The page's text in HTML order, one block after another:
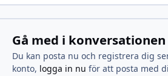
Gå med i konversationen
Du kan posta nu och registrera dig
konto, logga in nu för att posta med